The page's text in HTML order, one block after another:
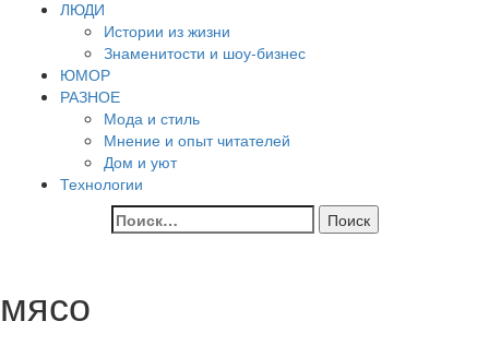
ЛЮДИ
Истории из жизни
Знаменитости и шоу-бизнес
ЮМОР
РАЗНОЕ
Мода и стиль
Мнение и опыт читателей
Дом и уют
Технологии
Найти:
мясо